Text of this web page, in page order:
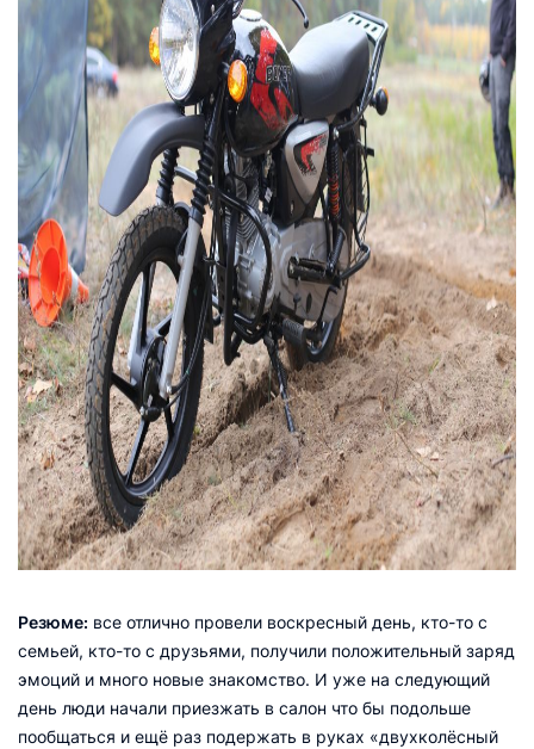
Резюме: все отлично провели воскресный день, кто-то с
семьей, кто-то с друзьями, получили положительный заряд
эмоций и много новые знакомство. И уже на следующий
день люди начали приезжать в салон что бы подольше
пообщаться и ещё раз подержать в руках «двухколёсный